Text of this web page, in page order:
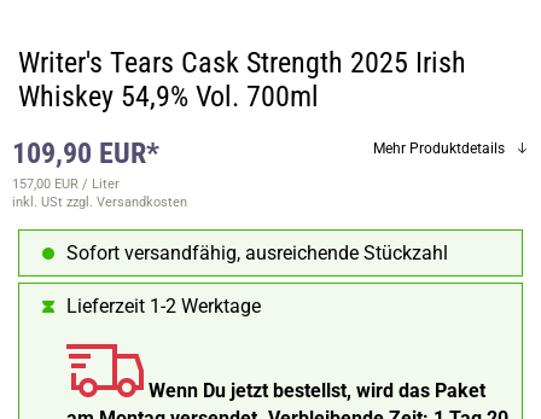
Writer's Tears Cask Strength 2025 Irish
Whiskey 54,9% Vol. 700ml
109,90 EUR*
157,00 EUR / Liter
inkl. USt zzgl. Versandkosten
Mehr Produktdetails
Sofort versandfähig, ausreichende Stückzahl
Lieferzeit 1-2 Werktage
Wenn Du jetzt bestellst, wird das Paket